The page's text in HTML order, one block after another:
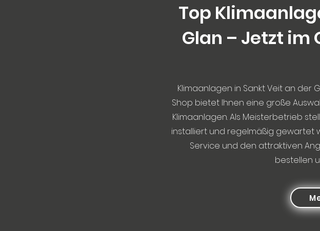
Top
Glan – Jetzt im
Klimaanlagen in Sankt Veit an der
Shop bietet Ihnen eine große
Klimaanlagen. Als Meisterbetrieb
installiert und regelmäßig gewartet
Service und den attraktiven
bestellen